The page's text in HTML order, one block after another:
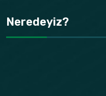
Neredeyiz?